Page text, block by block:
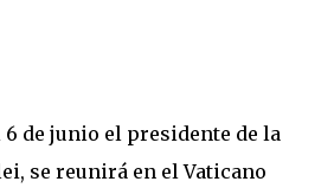
6 de junio el presidente de la
se reunirá en el Vaticano